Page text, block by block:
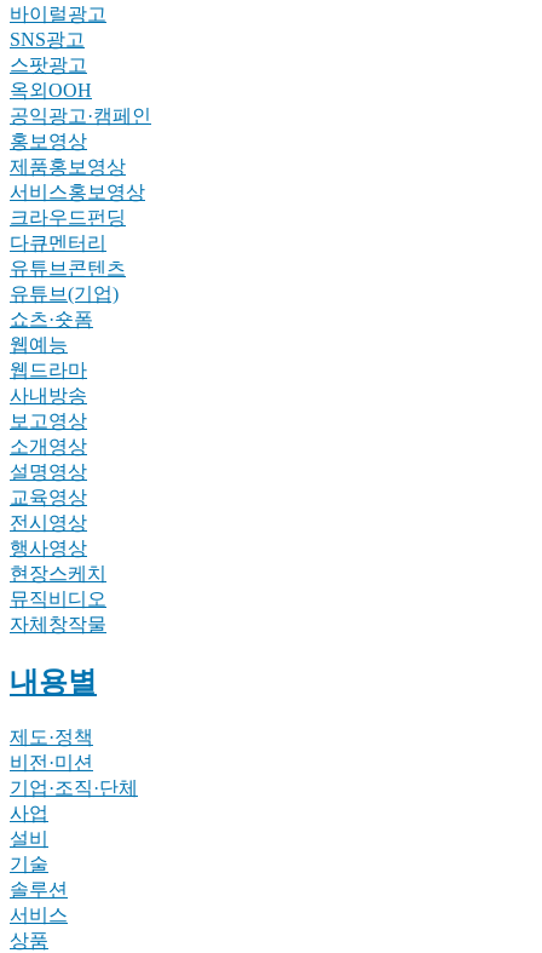
바이럴광고
SNS광고
스팟광고
옥외OOH
공익광고·캠페인
홍보영상
제품홍보영상
서비스홍보영상
크라우드펀딩
다큐멘터리
유튜브콘텐츠
유튜브(기업)
쇼츠·숏폼
웹예능
웹드라마
사내방송
보고영상
소개영상
설명영상
교육영상
전시영상
행사영상
현장스케치
뮤직비디오
자체창작물
내용별
제도·정책
비전·미션
기업·조직·단체
사업
설비
기술
솔루션
서비스
상품